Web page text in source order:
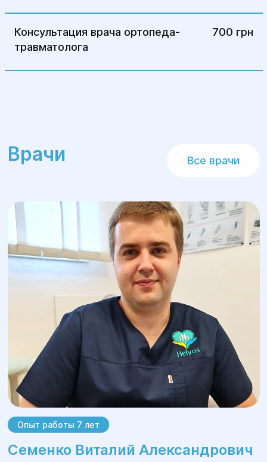
Консультация врача ортопеда-
травматолога
700 грн
Врачи Все врачи
Опыт работы 7 лет
Семенко Виталий Александрович